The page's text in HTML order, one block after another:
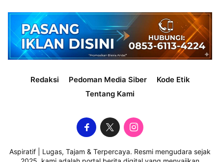
Redaksi Pedoman Media Siber
Kode Etik
Tentang Kami
Aspiratif | Lugas, Tajam & Terpercaya. Resmi mengudara sejak